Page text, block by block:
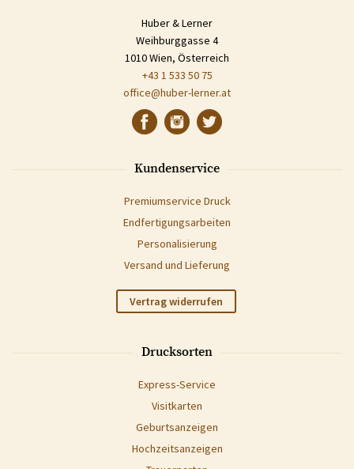
Huber & Lerner
Weihburggasse 4
1010 Wien, Österreich
+43 1 533 50 75
office@huber-lerner.at
Kundenservice
Premiumservice Druck
Endfertigungsarbeiten
Personalisierung
Versand und Lieferung
Vertrag widerrufen
Drucksorten
Express-Service
Visitkarten
Geburtsanzeigen
Hochzeitsanzeigen